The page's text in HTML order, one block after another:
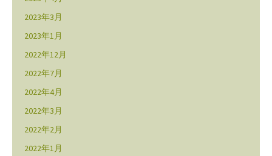
2023年3月
2023年1月
2022年12月
2022年7月
2022年4月
2022年3月
2022年2月
2022年1月